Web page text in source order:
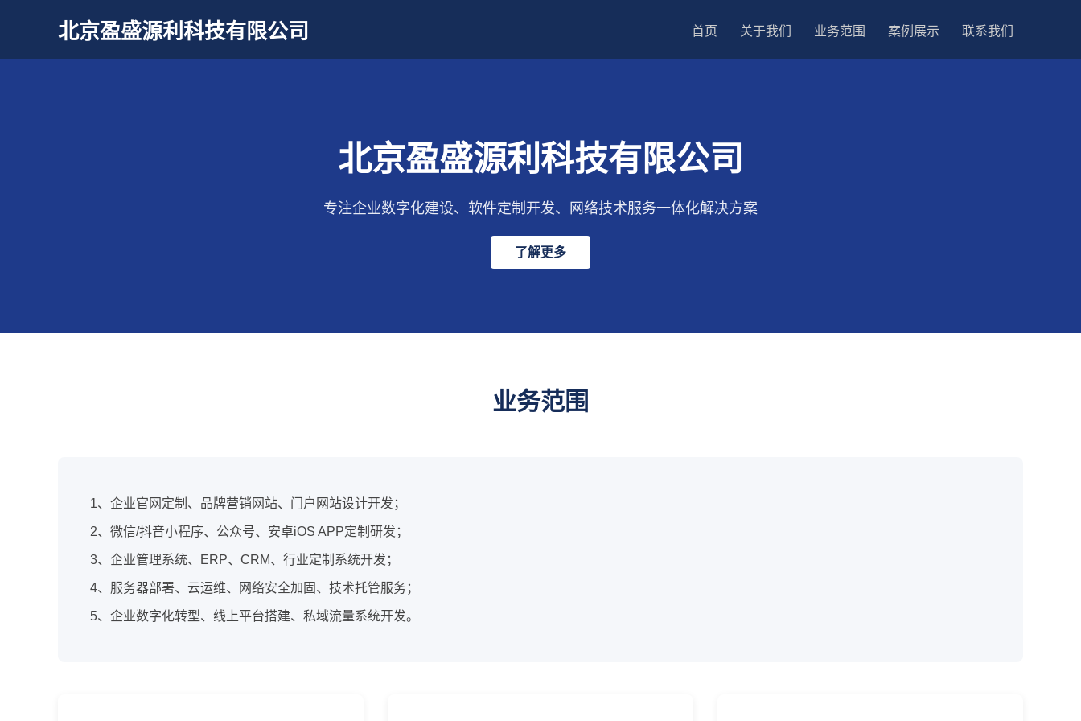
北京盈盛源利科技有限公司 首页 关于我们 业务范围 案例展示 联系我们
北京盈盛源利科技有限公司
专注企业数字化建设、软件定制开发、网络技术服务一体化解决方案
了解更多
业务范围
1、企业官网定制、品牌营销网站、门户网站设计开发；
2、微信/抖音小程序、公众号、安卓iOS APP定制研发；
3、企业管理系统、ERP、CRM、行业定制系统开发；
4、服务器部署、云运维、网络安全加固、技术托管服务；
5、企业数字化转型、线上平台搭建、私域流量系统开发。